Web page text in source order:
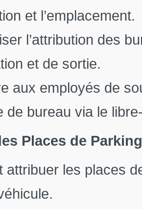
et l’emplacement.
l’attribution des
et de sortie.
aux employés de
de bureau via le
Places de Parking
attribuer les places